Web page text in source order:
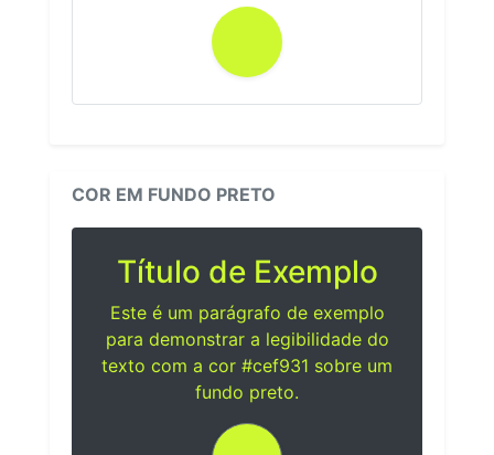
COR EM FUNDO PRETO
Título de Exemplo
Este é um parágrafo de exemplo
para demonstrar a legibilidade do
texto com a cor #cef931 sobre um
fundo preto.